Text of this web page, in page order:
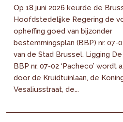
Op 18 juni 2026 keurde de
Hoofdstedelijke Regering de
opheffing goed van bijzonder
bestemmingsplan (BBP) nr. 07-
van de Stad Brussel. Ligging
BBP nr. 07-02 ‘Pacheco’ wordt
door de Kruidtuinlaan, de
Vesaliusstraat, de...